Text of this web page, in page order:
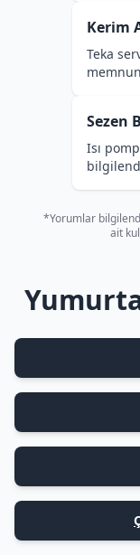
Kerim
Teka
Sezen
Isı
*Yorumlar
ait